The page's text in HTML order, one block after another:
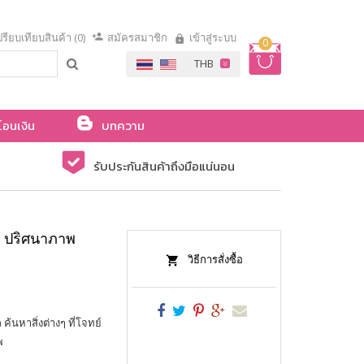
0
รียบเทียบสินค้า (0) สมัครสมาชิก เข้าสู่ระบบ
นเงิน
บทความ
รับประกันสินค้าถึงมือแน่นอน
ปริศนาภาพ
นหาสิ่งต่างๆ ที่โจทย์
วิธีการสั่งซื้อ